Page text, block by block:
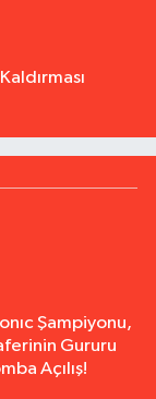
Şampiyonu,
Gururu
Açılış!